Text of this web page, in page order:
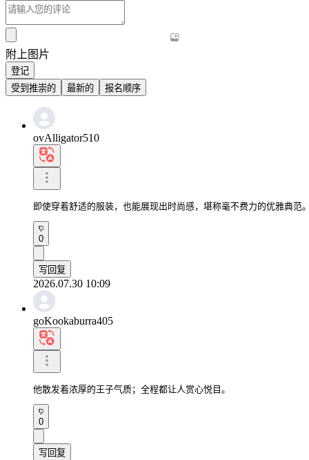
附上图片
登记
受到推崇的
最新的 报名顺序
ovAlligator510
即使穿着舒适的服装，也能展现出时尚感，堪称毫不费力的优雅典范
0
写回复
2026.07.30 10:09
goKookaburra405
他散发着浓厚的王子气质；全程都让人赏心悦目。
0
写回复